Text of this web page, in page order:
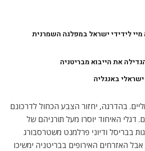
לידידי ישראל במפלגה השמרנית
ישראלי באנגליה
בהדרגה, יחזור הצבע הכחול לדרכונם
דגלי האיחוד יוסרו מעל תורניהם של
בבריסל ודיוני פרלמנט משטרסבורג
האזרחים האירופים בבריטניה ימשיכו